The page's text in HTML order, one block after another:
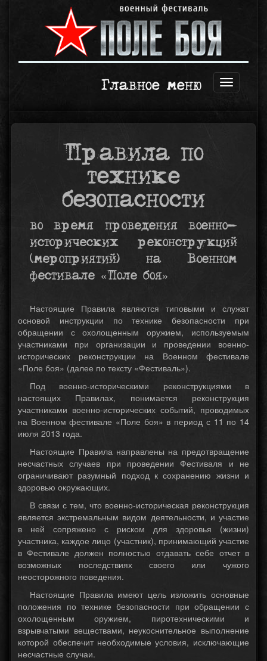
Открыть
Главное меню
Правила по
технике
безопасности
во время проведения военно-
исторических реконструкций
(мероприятий) на Военном
фестивале «Поле боя»
Настоящие Правила являются типовыми и служат
основой инструкции по технике безопасности при
обращении с охолощенным оружием, используемым
участниками при организации и проведении военно-
исторических реконструкции на Военном фестивале
«Поле боя» (далее по тексту «Фестиваль»).
Под военно-историческими реконструкциями в
настоящих Правилах, понимается реконструкция
участниками военно-исторических событий, проводимых
на Военном фестивале «Поле боя» в период с 11 по 14
июля 2013 года.
Настоящие Правила направлены на предотвращение
несчастных случаев при проведении Фестиваля и не
ограничивают разумный подход к сохранению жизни и
здоровью окружающих.
В связи с тем, что военно-историческая реконструкция
является экстремальным видом деятельности, и участие
в ней сопряжено с риском для здоровья (жизни)
участника, каждое лицо (участник), принимающий участие
в Фестивале должен полностью отдавать себе отчет в
возможных последствиях своего или чужого
неосторожного поведения.
Настоящие Правила имеют цель изложить основные
положения по технике безопасности при обращении с
охолощенным оружием, пиротехническими и
взрывчатыми веществами, неукоснительное выполнение
которой обеспечит необходимые условия, исключающие
несчастные случаи.